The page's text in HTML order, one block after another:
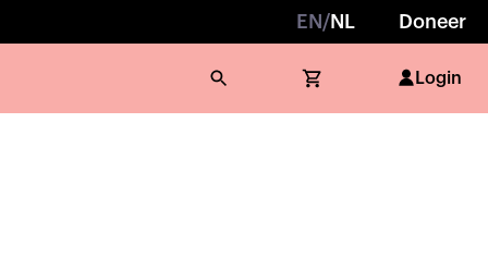
EN /NL Doneer
Login